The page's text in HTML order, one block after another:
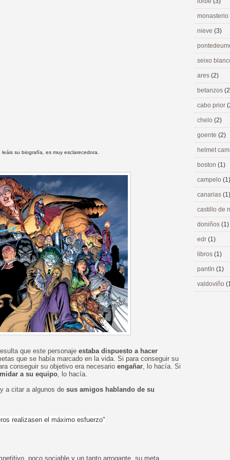
su biografía, es muy esclarecedora.
que este personaje estaba dispuesto a hacer
que se había marcado en la vida. Si para conseguir su
conseguir su objetivo era necesario engañar, lo hacía. Si
a su equipo, lo hacía.
a citar a algunos de sus amigos hablando de su
realizasen el máximo esfuerzo"
poco sociable y un tanto arrogante, su meta
nieve (3)
seixo
ares (2)
betanzos
cabo prior
chelo (2)
goente (2)
helmet
boston (1)
campelo (1)
canarias (1)
castillo de
doniños (1)
edr (1)
libros (1)
pantín (1)
valdoviño